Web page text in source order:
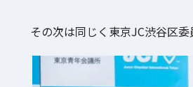
その次は同じく東京JC渋谷区